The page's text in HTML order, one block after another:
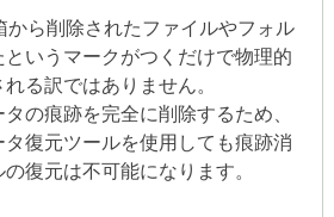
から削除されたファイルやフォル
というマークがつくだけで物理的
る訳ではありません。
の痕跡を完全に削除するため、
復元ツールを使用しても痕跡消
復元は不可能になります。